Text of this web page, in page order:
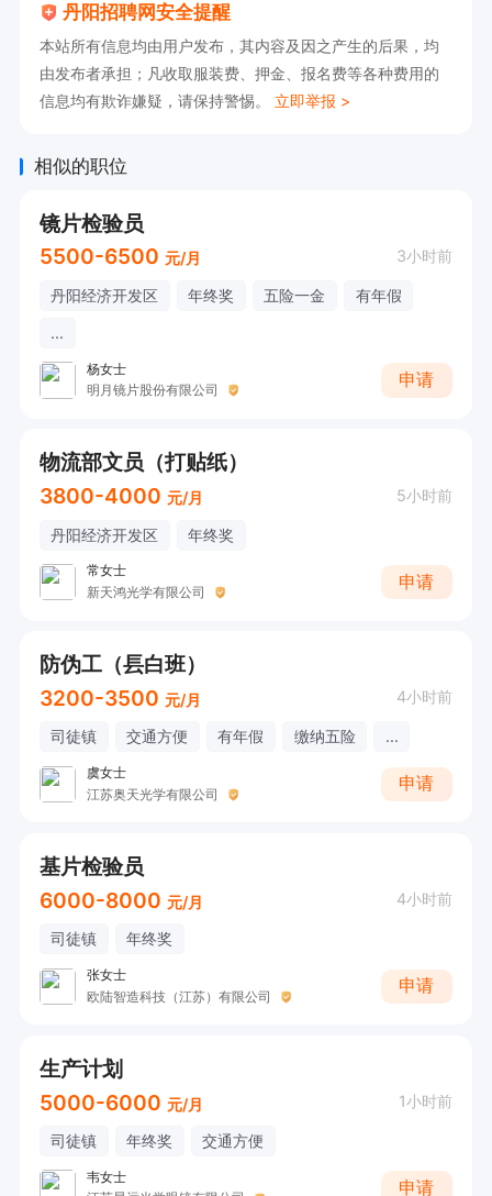
丹阳招聘网安全提醒
本站所有信息均由用户发布，其内容及因之产生的后果，均
由发布者承担；凡收取服装费、押金、报名费等各种费用的
信息均有欺诈嫌疑，请保持警惕。 立即举报 >
相似的职位
镜片检验员
5500-6500 元/月 3小时前
丹阳经济开发区 年终奖 五险一金
有年假
...
杨女士
明月镜片股份有限公司
申请
物流部文员（打贴纸）
3800-4000 元/月 5小时前
丹阳经济开发区 年终奖
常女士
新天鸿光学有限公司
申请
防伪工（镸白班）
3200-3500 元/月 4小时前
司徒镇 交通方便 有年假 缴纳五险 ...
虞女士
江苏奥天光学有限公司
申请
基片检验员
6000-8000 元/月 4小时前
司徒镇 年终奖
张女士
欧陆智造科技（江苏）有限公司
申请
生产计划
5000-6000 元/月 1小时前
司徒镇 年终奖 交通方便
韦女士
申请